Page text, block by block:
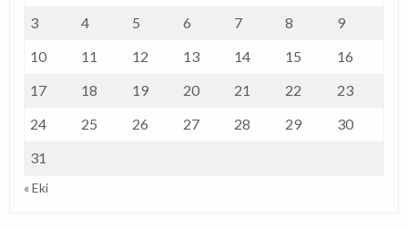
3
4 5 6 7 8
9
10
11 12 13 14 15
16
17
18 19 20 21 22
23
24
25 26 27 28 29
30
31
« Eki